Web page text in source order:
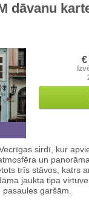
dāvanu
€
sirdī, kur
un
trīs stāvos, katrs
jaukta tipa
garšām.